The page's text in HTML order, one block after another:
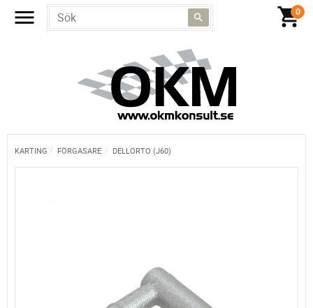
KARTING FÖRGASARE DELLORTO (J60)